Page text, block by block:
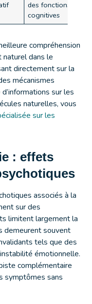
des fonctions
cognitives
compréhension
naturel dans le
directement sur la
mécanismes
sur les
naturelles, vous
sur les
: effets
associés à la
sur des
limitent largement la
demeurent souvent
tels que des
émotionnelle.
complémentaire
symptômes sans